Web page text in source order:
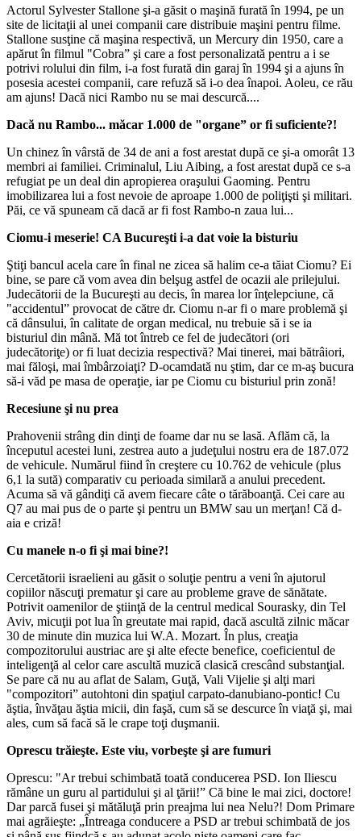
Actorul Sylvester Stallone şi-a găsit o maşină furată în 1994, pe un
site de licitaţii al unei companii care distribuie maşini pentru filme.
Stallone susţine că maşina respectivă, un Mercury din 1950, care a
apărut în filmul "Cobra” şi care a fost personalizată pentru a i se
potrivi rolului din film, i-a fost furată din garaj în 1994 şi a ajuns în
posesia acestei companii, care refuză să i-o dea înapoi. Aoleu, ce rău
am ajuns! Dacă nici Rambo nu se mai descurcă....
Dacă nu Rambo... măcar 1.000 de "organe” or fi suficiente?!
Un chinez în vârstă de 34 de ani a fost arestat după ce şi-a omorât 13
membri ai familiei. Criminalul, Liu Aibing, a fost arestat după ce s-a
refugiat pe un deal din apropierea oraşului Gaoming. Pentru
imobilizarea lui a fost nevoie de aproape 1.000 de poliţişti şi militari.
Păi, ce vă spuneam că dacă ar fi fost Rambo-n zaua lui...
Ciomu-i meserie! CA Bucureşti i-a dat voie la bisturiu
Ştiţi bancul acela care în final ne zicea să halim ce-a tăiat Ciomu? Ei
bine, se pare că vom avea din belşug astfel de ocazii ale prilejului.
Judecătorii de la Bucureşti au decis, în marea lor înţelepciune, că
"accidentul” provocat de către dr. Ciomu n-ar fi o mare problemă şi
că dânsului, în calitate de organ medical, nu trebuie să i se ia
bisturiul din mână. Mă tot întreb ce fel de judecători (ori
judecătoriţe) or fi luat decizia respectivă? Mai tinerei, mai bătrâiori,
mai făloşi, mai îmbârzoiaţi? D-ocamdată nu ştim, dar ce m-aş bucura
să-i văd pe masa de operaţie, iar pe Ciomu cu bisturiul prin zonă!
Recesiune şi nu prea
Prahovenii strâng din dinţi de foame dar nu se lasă. Aflăm că, la
începutul acestei luni, zestrea auto a judeţului nostru era de 187.072
de vehicule. Numărul fiind în creştere cu 10.762 de vehicule (plus
6,1 la sută) comparativ cu perioada similară a anului precedent.
Acuma să vă gândiţi că avem fiecare câte o tărăboanţă. Cei care au
Q7 au mai pus de o parte şi pentru un BMW sau un merţan! Că d-
aia e criză!
Cu manele n-o fi şi mai bine?!
Cercetătorii israelieni au găsit o soluţie pentru a veni în ajutorul
copiilor născuţi prematur şi care au probleme grave de sănătate.
Potrivit oamenilor de ştiinţă de la centrul medical Sourasky, din Tel
Aviv, micuţii pot lua în greutate mai rapid, dacă ascultă zilnic măcar
30 de minute din muzica lui W.A. Mozart. În plus, creaţia
compozitorului austriac are şi alte efecte benefice, coeficientul de
inteligenţă al celor care ascultă muzică clasică crescând substanţial.
Se pare că nu au aflat de Salam, Guţă, Vali Vijelie şi alţi mari
"compozitori” autohtoni din spaţiul carpato-danubiano-pontic! Cu
ăştia, învăţau ăştia micii, din faşă, cum să se descurce în viaţă şi, mai
ales, cum să facă să le crape toţi duşmanii.
Oprescu trăieşte. Este viu, vorbeşte şi are fumuri
Oprescu: "Ar trebui schimbată toată conducerea PSD. Ion Iliescu
rămâne un guru al partidului şi al ţării!” Că bine le mai zici, doctore!
Dar parcă fusei şi mătăluţă prin preajma lui nea Nelu?! Dom Primare
mai agrăieşte: „Întreaga conducere a PSD ar trebui schimbată de jos